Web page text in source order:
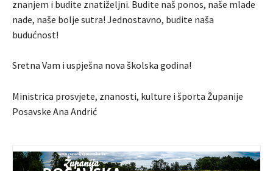
znanjem i budite znatiželjni. Budite naš ponos, naše mlade
nade, naše bolje sutra! Jednostavno, budite naša
budućnost!
Sretna Vam i uspješna nova školska godina!
Ministrica prosvjete, znanosti, kulture i športa Županije
Posavske Ana Andrić